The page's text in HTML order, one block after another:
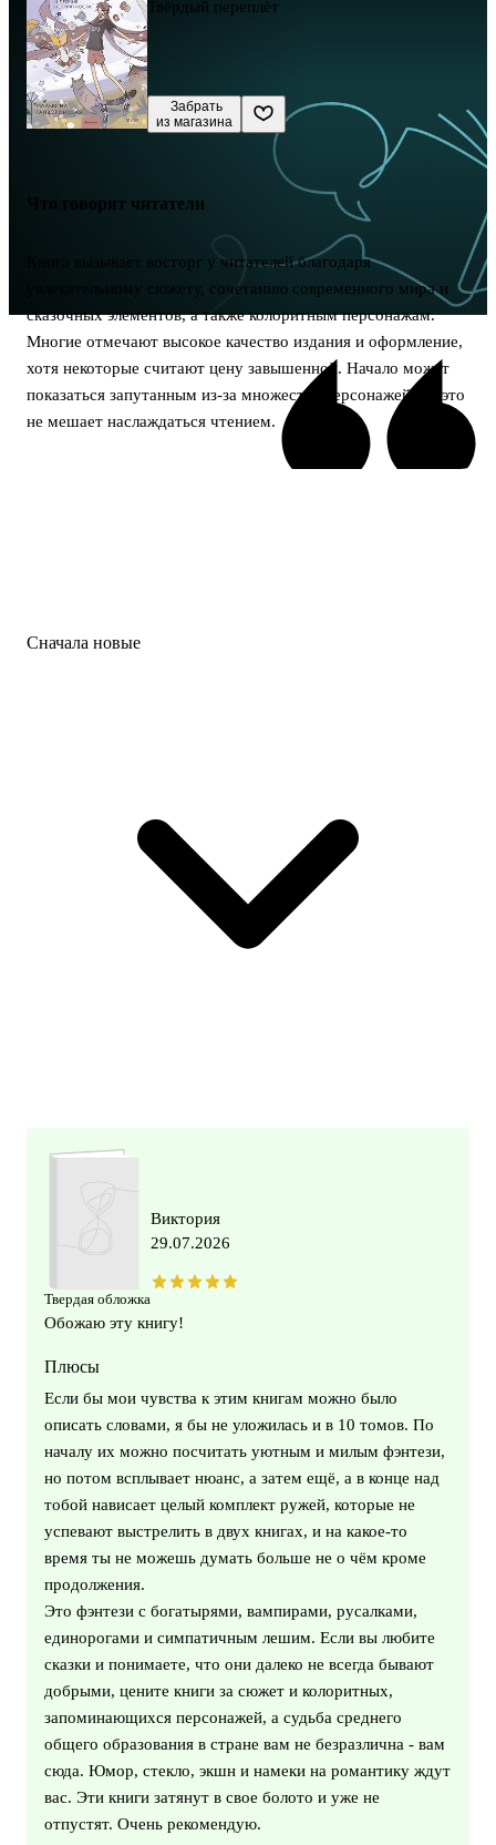
Твёрдый переплёт
Забрать
из магазина
Что говорят читатели
Книга вызывает восторг у читателей благодаря
увлекательному сюжету, сочетанию современного мира и
сказочных элементов, а также колоритным персонажам.
Многие отмечают высокое качество издания и оформление,
хотя некоторые считают цену завышенной. Начало может
показаться запутанным из-за множества персонажей, но это
не мешает наслаждаться чтением.
Сначала новые
Твердая обложка
Виктория
29.07.2026
Обожаю эту книгу!
Плюсы
Если бы мои чувства к этим книгам можно было
описать словами, я бы не уложилась и в 10 томов. По
началу их можно посчитать уютным и милым фэнтези,
но потом всплывает нюанс, а затем ещё, а в конце над
тобой нависает целый комплект ружей, которые не
успевают выстрелить в двух книгах, и на какое-то
время ты не можешь думать больше не о чём кроме
продолжения.
Это фэнтези с богатырями, вампирами, русалками,
единорогами и симпатичным лешим. Если вы любите
сказки и понимаете, что они далеко не всегда бывают
добрыми, цените книги за сюжет и колоритных,
запоминающихся персонажей, а судьба среднего
общего образования в стране вам не безразлична - вам
сюда. Юмор, стекло, экшн и намеки на романтику ждут
вас. Эти книги затянут в свое болото и уже не
отпустят. Очень рекомендую.